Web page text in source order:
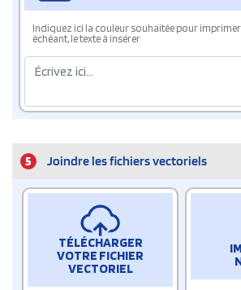
Indiquez ici la couleur souhaitée pour imprimer
échéant, le texte à insérer
5 Joindre les fichiers vectoriels
TÉLÉCHARGER
VOTRE FICHIER
VECTORIEL